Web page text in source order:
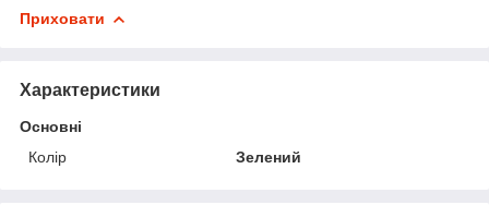
Приховати
Характеристики
Основні
Колір
Зелений